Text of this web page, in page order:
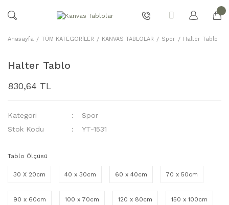
Anasayfa TÜM KATEGORİLER KANVAS TABLOLAR Spor Halter Tablo
Halter Tablo
830,64 TL
Kategori
Spor
Stok Kodu
YT-1531
Tablo Ölçüsü
30 X 20cm 40 x 30cm 60 x 40cm 70 x 50cm
90 x 60cm 100 x 70cm 120 x 80cm 150 x 100cm